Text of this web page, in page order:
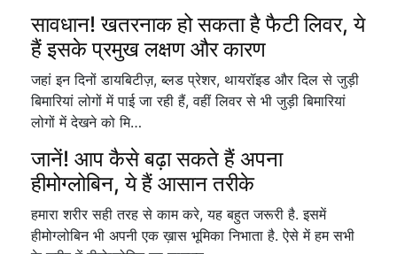
सावधान! खतरनाक हो सकता है फैटी लिवर, ये
हैं इसके प्रमुख लक्षण और कारण
जहां इन दिनों डायबिटीज़, ब्लड प्रेशर, थायरॉइड और दिल से जुड़ी
बिमारियां लोगों में पाई जा रही हैं, वहीं लिवर से भी जुड़ी बिमारियां
लोगों में देखने को मि…
जानें! आप कैसे बढ़ा सकते हैं अपना
हीमोग्लोबिन, ये हैं आसान तरीके
हमारा शरीर सही तरह से काम करे, यह बहुत जरूरी है. इसमें
हीमोग्लोबिन भी अपनी एक ख़ास भूमिका निभाता है. ऐसे में हम सभी